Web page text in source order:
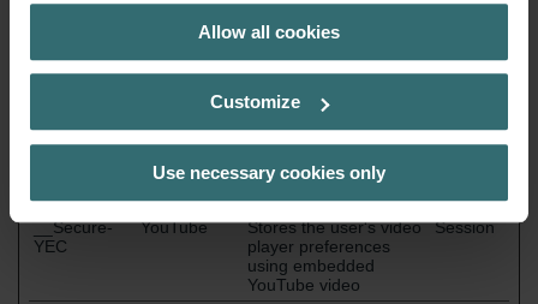
Allow all cookies
Customize
Use necessary cookies only
and third party advertisers.
Purpose
Duration
interaction with
__Secure-
YEC
YouTube
Stores the user's video
player preferences
using embedded
YouTube video
Session